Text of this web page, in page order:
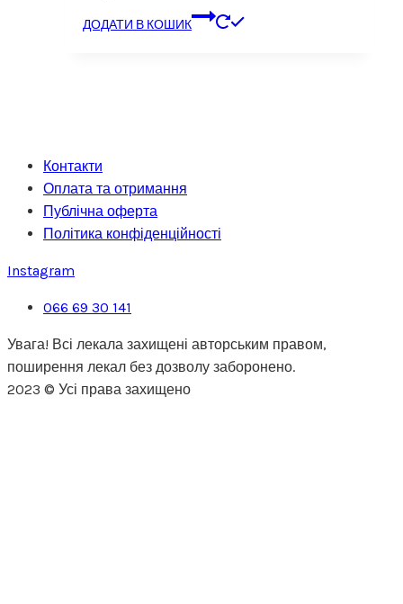
ДОДАТИ В КОШИК
Контакти
Оплата та отримання
Публічна оферта
Політика конфіденційності
Instagram
066 69 30 141
Увага! Всі лекала захищені авторським правом,
поширення лекал без дозволу заборонено.
2023 © Усі права захищено